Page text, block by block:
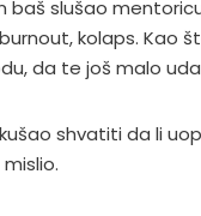
baš slušao
kolaps. Kao
da te još malo
shvatiti da li